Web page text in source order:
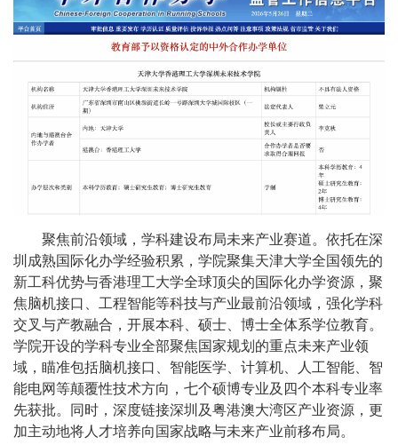
聚焦前沿领域，学科建设布局未来产业赛道。依托在深
圳成熟国际化办学经验积累，学院聚集天津大学全国领先的
新工科优势与香港理工大学全球顶尖的国际化办学资源，聚
焦脑机接口、工程智能等科技与产业最前沿领域，强化学科
交叉与产教融合，开展本科、硕士、博士全体系学位教育。
学院开设的学科专业全部聚焦国家规划的重点未来产业领
域，瞄准包括脑机接口、智能医学、计算机、人工智能、智
能电网等颠覆性技术方向，七个硕博专业及四个本科专业率
先获批。同时，深度链接深圳及粤港澳大湾区产业资源，更
加主动地将人才培养向国家战略与未来产业前移布局。